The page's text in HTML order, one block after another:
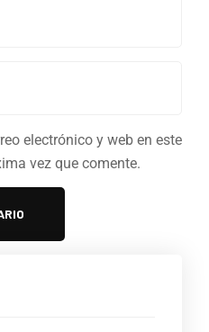
electrónico y web en este
vez que comente.